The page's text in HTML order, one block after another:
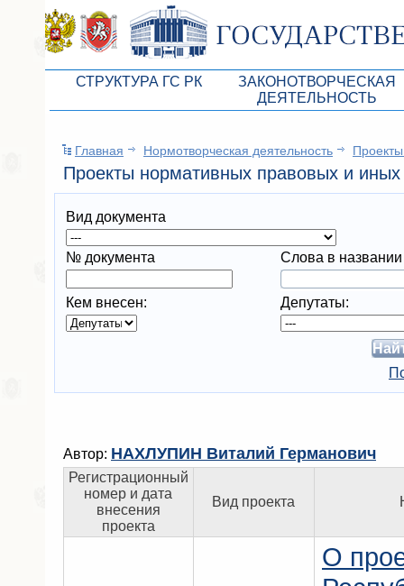
СТРУКТУРА ГС РК
Президиум ГС РК
Депутатский корпус
Комитеты ГС РК
Депутатские фракции ГС РК
Советники Председателя ГС РК
ЗАКОНОТВОРЧЕСКАЯ
ДЕЯТЕЛЬНОСТЬ
Бюджет Республики
Законы
Независимая
Информация
Схема
Статистика
Главная Нормотворческая деятельность
Проекты нормативных правовых и
Вид документа
№ документа Слова в названии
Кем внесен: Депутаты:
Автор: НАХЛУПИН Виталий Германович
Регистрационный
номер и дата
внесения
проекта
Вид проекта
О